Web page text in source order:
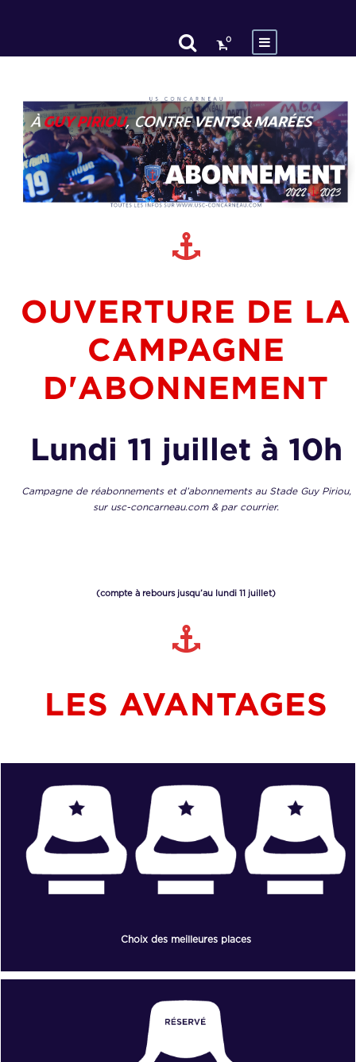
0
OUVERTURE DE LA
CAMPAGNE
D'ABONNEMENT
Lundi 11 juillet à 10h
Campagne de réabonnements et d’abonnements au Stade Guy Piriou,
sur usc-concarneau.com & par courrier.
(compte à rebours jusqu’au lundi 11 juillet)
LES AVANTAGES
Choix des meilleures places